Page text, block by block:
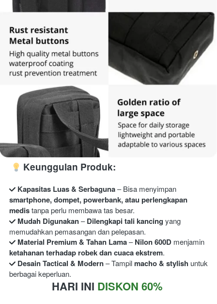
Keunggulan Produk:
Kapasitas Luas & Serbaguna
smartphone, dompet, powerbank, atau perlengkapan
medis
Mudah Digunakan – Dilengkapi tali kancing yang
Material Premium & Tahan Lama – Nilon 600D
ketahanan terhadap robek dan cuaca ekstrem
Desain Tactical & Modern – Tampil macho & stylish untuk
berbagai keperluan.
HARI INI DISKON 60%